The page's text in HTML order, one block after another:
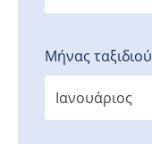
Μήνας ταξιδιού